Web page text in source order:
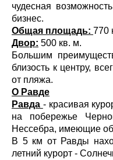
чудесная
бизнес.
Общая площадь: 770
Двор: 500 кв. м.
Большим
близость к центру,
от пляжа.
О Равде
Равда - красивая
на побережье
Нессебра, имеющие
В 5 км от Равды
летний курорт -